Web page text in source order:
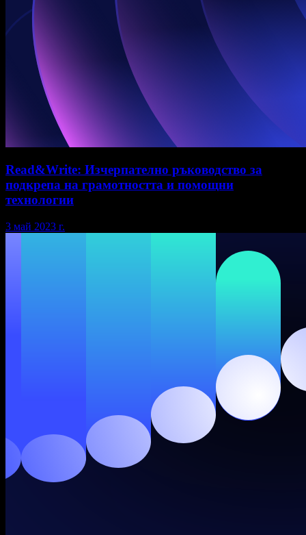
Read&Write: Изчерпателно ръководство за
подкрепа на грамотността и помощни
технологии
3 май 2023 г.